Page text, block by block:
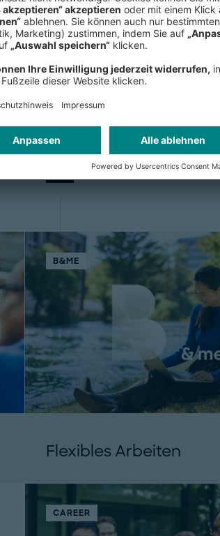
als bei Roland
einem Strang
eng
die größtmögliche
Auch interessant:
B&ME
Flexibles Arbeiten
CAREER